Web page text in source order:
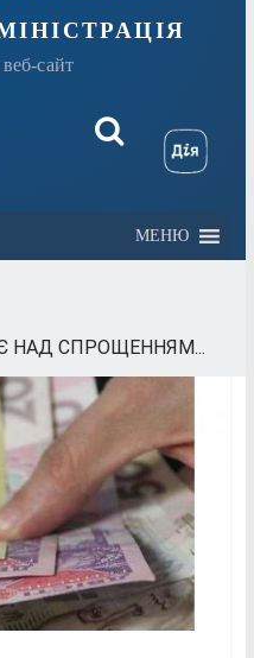
сайт
МЕНЮ
НАД СПРОЩЕННЯМ...